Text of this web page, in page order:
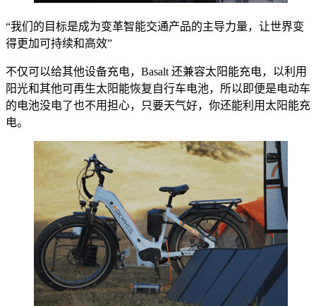
“我们的目标是成为变革智能交通产品的主导力量，让世界变
得更加可持续和高效”
不仅可以给其他设备充电，Basalt 还兼容太阳能充电，以利用
阳光和其他可再生太阳能恢复自行车电池，所以即便是电动车
的电池没电了也不用担心，只要天气好，你还能利用太阳能充
电。